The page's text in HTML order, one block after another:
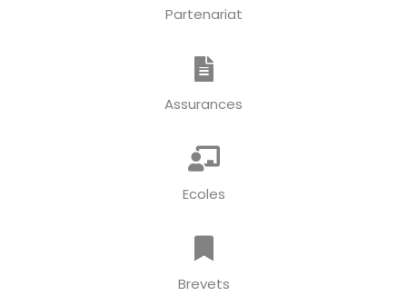
Partenariat
Assurances
Ecoles
Brevets